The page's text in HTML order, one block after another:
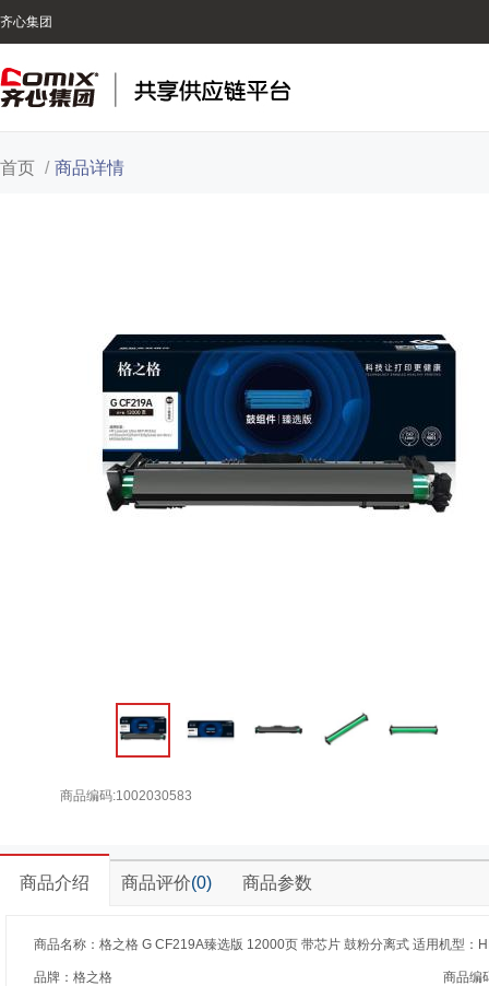
齐心集团
首页 / 商品详情
商品编码:1002030583
商品介绍 商品评价(0) 商品参数
商品名称：格之格 G CF219A臻选版 12000页 带芯片 鼓粉分离式 适用机型
品牌：格之格 商品编